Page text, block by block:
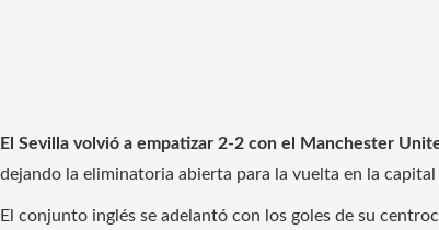
El Sevilla volvió a empatizar 2-2 con el Manchester
dejando la eliminatoria abierta para la vuelta en la capital
El conjunto inglés se adelantó con los goles de su